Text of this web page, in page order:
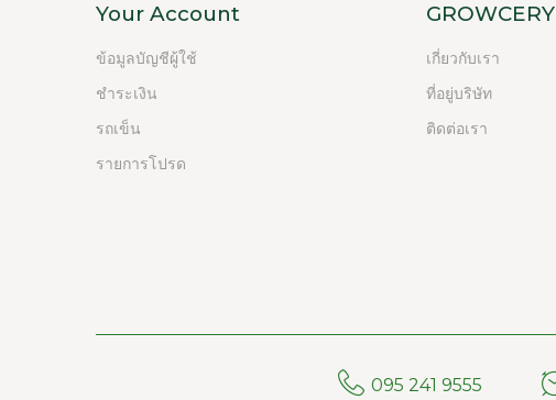
Your Account
ข้อมูลบัญชีผู้ใช้
ชำระเงิน
รถเข็น
รายการโปรด
GROWCERY
เกี่ยวกับเรา
ที่อยู่บริษัท
ติดต่อเรา
095 241 9555